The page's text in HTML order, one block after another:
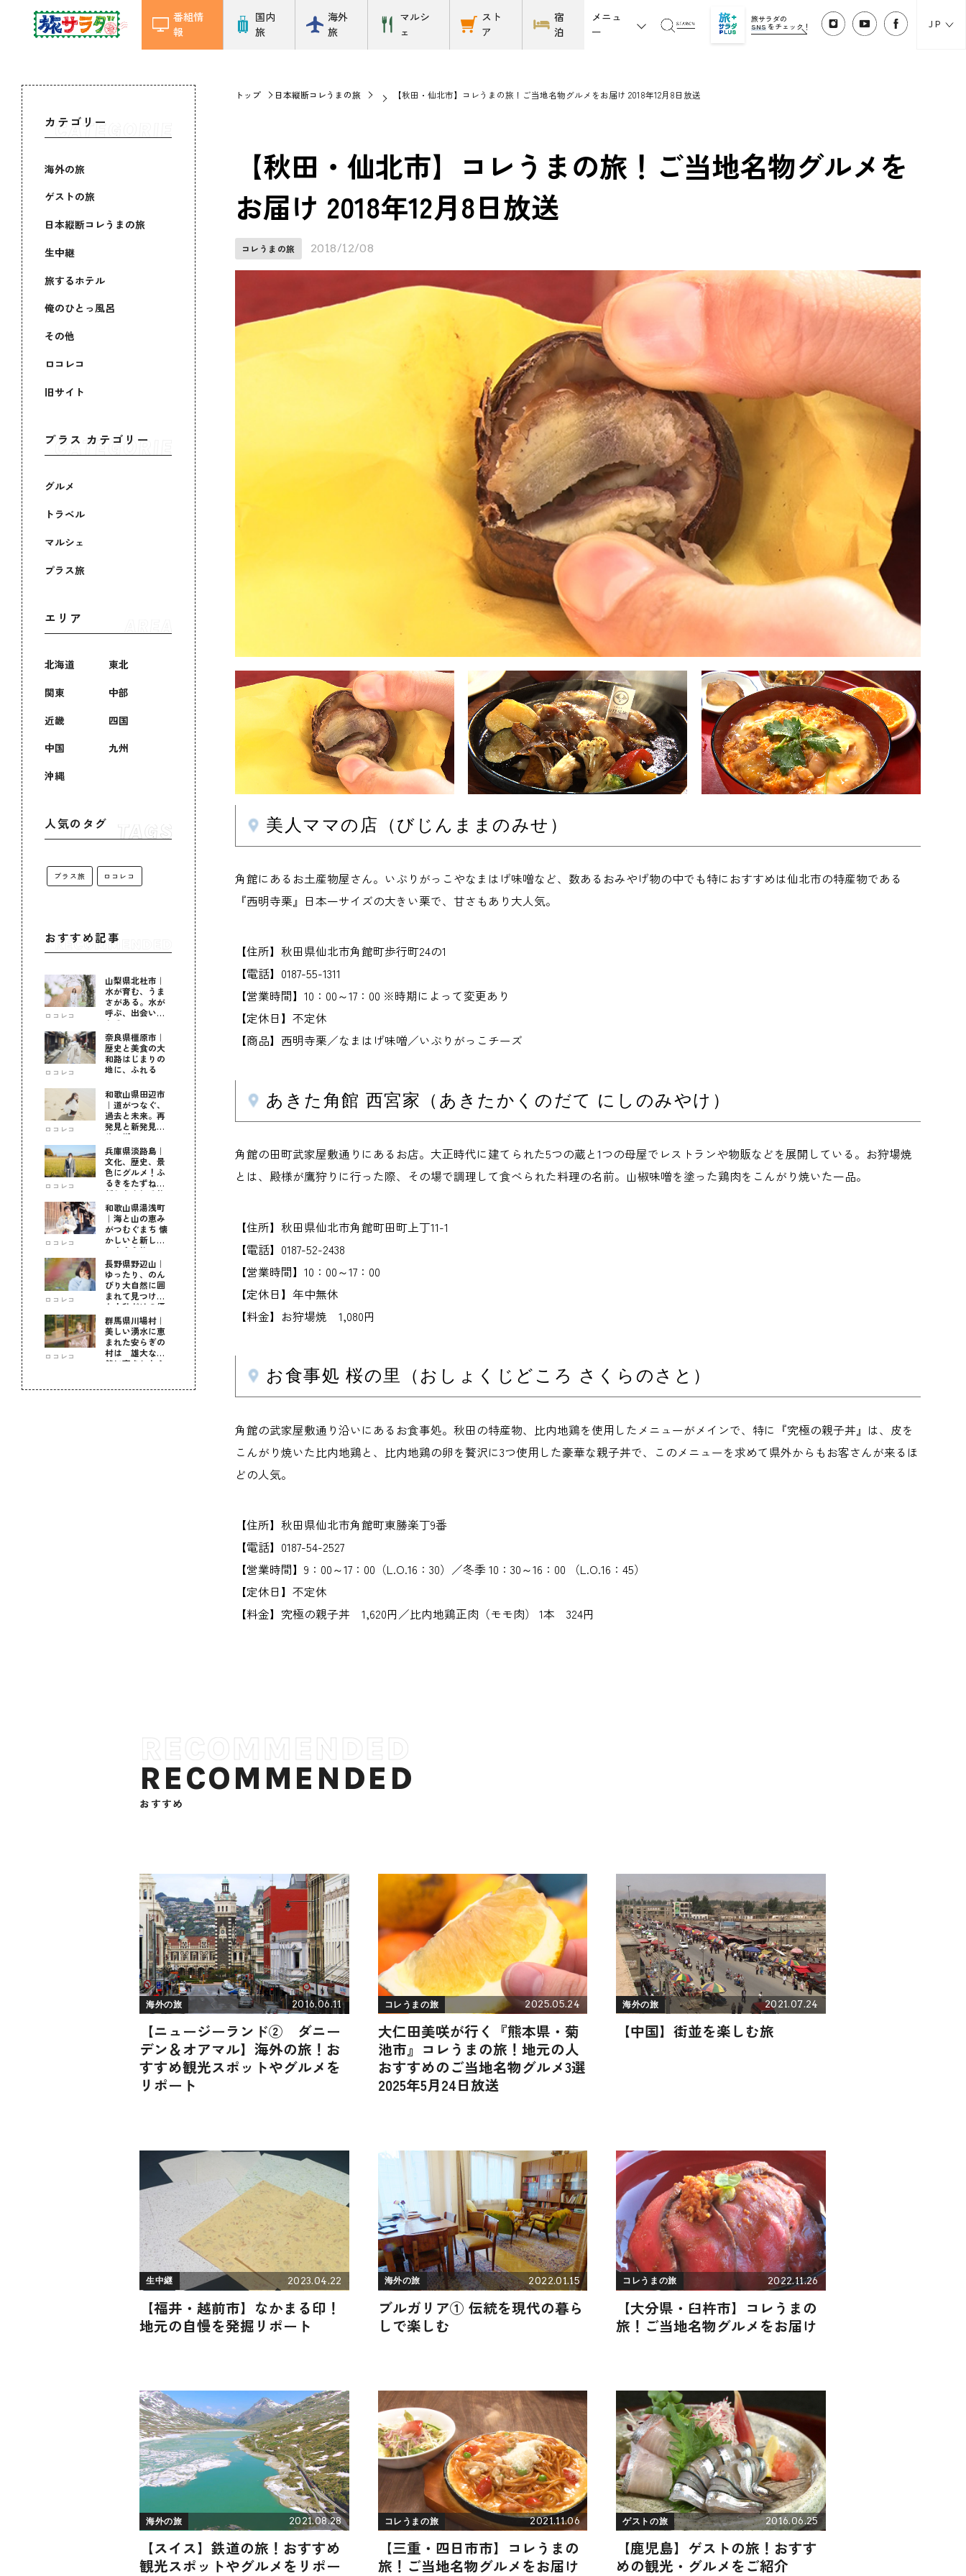
番組情
報
国内
旅
海外
旅
マルシ
ェ
スト
ア
宿
泊
メニュ
ー
旅サラダの
SNS をチェック！ JP
カテゴリー
海外の旅
ゲストの旅
日本縦断コレうまの旅
生中継
旅するホテル
俺のひとっ風呂
その他
ロコレコ
旧サイト
プラス カテゴリー
グルメ
トラベル
マルシェ
プラス旅
エリア
北海道
東北
関東
中部
近畿
四国
中国
九州
沖縄
人気のタグ
プラス旅 ロコレコ
おすすめ記事
ロコレコ
山梨県北杜市｜
水が育む、うま
さがある。水が
呼ぶ、出会いが
ある。
ロコレコ
奈良県橿原市｜
歴史と美食の大
和路はじまりの
地に、ふれる
ロコレコ
和歌山県田辺市
｜道がつなぐ、
過去と未来。再
発見と新発見の
待つ街へ
ロコレコ
兵庫県淡路島｜
文化、歴史、景
色にグルメ！ふ
るきをたずねて
新しきを知る旅
ロコレコ
和歌山県湯浅町
｜海と山の恵み
がつむぐまち 懐
かしいと新しい
に出会う旅
ロコレコ
長野県野辺山｜
ゆったり、のん
びり大自然に囲
まれて見つけ
た！私だけの優
しい自分時間
ロコレコ
群馬県川場村｜
美しい湧水に恵
まれた安らぎの
村は 雄大な自
然に育まれた心
トップ 日本縦断コレうまの旅 【秋田・仙北市】コレうまの旅！ご当地名物グルメをお届け 2018年12月8日放送
【秋田・仙北市】コレうまの旅！ご当地名物グルメを
お届け 2018年12月8日放送
コレうまの旅 2018/12/08
美人ママの店（びじんままのみせ）
角館にあるお土産物屋さん。いぶりがっこやなまはげ味噌など、数あるおみやげ物の中でも特におすすめは仙北市の特産物である
『西明寺栗』日本一サイズの大きい栗で、甘さもあり大人気。
【住所】秋田県仙北市角館町歩行町24の1
【電話】0187-55-1311
【営業時間】10：00～17：00 ※時期によって変更あり
【定休日】不定休
【商品】西明寺栗／なまはげ味噌／いぶりがっこチーズ
あきた角館 西宮家（あきたかくのだて にしのみやけ）
角館の田町武家屋敷通りにあるお店。大正時代に建てられた5つの蔵と1つの母屋でレストランや物販などを展開している。お狩場焼
とは、殿様が鷹狩りに行った際、その場で調理して食べられた料理の名前。山椒味噌を塗った鶏肉をこんがり焼いた一品。
【住所】秋田県仙北市角館町田町上丁11-1
【電話】0187-52-2438
【営業時間】10：00～17：00
【定休日】年中無休
【料金】お狩場焼 1,080円
お食事処 桜の里（おしょくじどころ さくらのさと）
角館の武家屋敷通り沿いにあるお食事処。秋田の特産物、比内地鶏を使用したメニューがメインで、特に『究極の親子丼』は、皮を
こんがり焼いた比内地鶏と、比内地鶏の卵を贅沢に3つ使用した豪華な親子丼で、このメニューを求めて県外からもお客さんが来るほ
どの人気。
【住所】秋田県仙北市角館町東勝楽丁9番
【電話】0187-54-2527
【営業時間】9：00～17：00（L.O.16：30）／冬季 10：30～16：00 （L.O.16：45）
【定休日】不定休
【料金】究極の親子丼 1,620円／比内地鶏正肉（モモ肉） 1本 324円
RECOMMENDED
おすすめ
海外の旅 2016.06.11
【ニュージーランド② ダニー
デン＆オアマル】海外の旅！お
すすめ観光スポットやグルメを
リポート
コレうまの旅 2025.05.24
大仁田美咲が行く『熊本県・菊
池市』コレうまの旅！地元の人
おすすめのご当地名物グルメ3選
2025年5月24日放送
海外の旅 2021.07.24
【中国】街並を楽しむ旅
生中継 2023.04.22
【福井・越前市】なかまる印！
地元の自慢を発掘リポート
海外の旅 2022.01.15
ブルガリア① 伝統を現代の暮ら
しで楽しむ
コレうまの旅 2022.11.26
【大分県・臼杵市】コレうまの
旅！ご当地名物グルメをお届け
海外の旅 2021.08.28
【スイス】鉄道の旅！おすすめ
観光スポットやグルメをリポー
コレうまの旅 2021.11.06
【三重・四日市市】コレうまの
旅！ご当地名物グルメをお届け
ゲストの旅 2016.06.25
【鹿児島】ゲストの旅！おすす
めの観光・グルメをご紹介